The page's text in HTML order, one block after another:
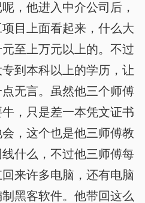
，他进入中介公司后，
目上面看起来，什么大
至上万元以上的。不过
到本科以上的学历，让
无言。虽然他三个师傅
，只是差一本凭文证书
，这个也是他三师傅教
什么，不过他三师傅每
来许多电脑，还有电脑
黑客软件。他带回这么